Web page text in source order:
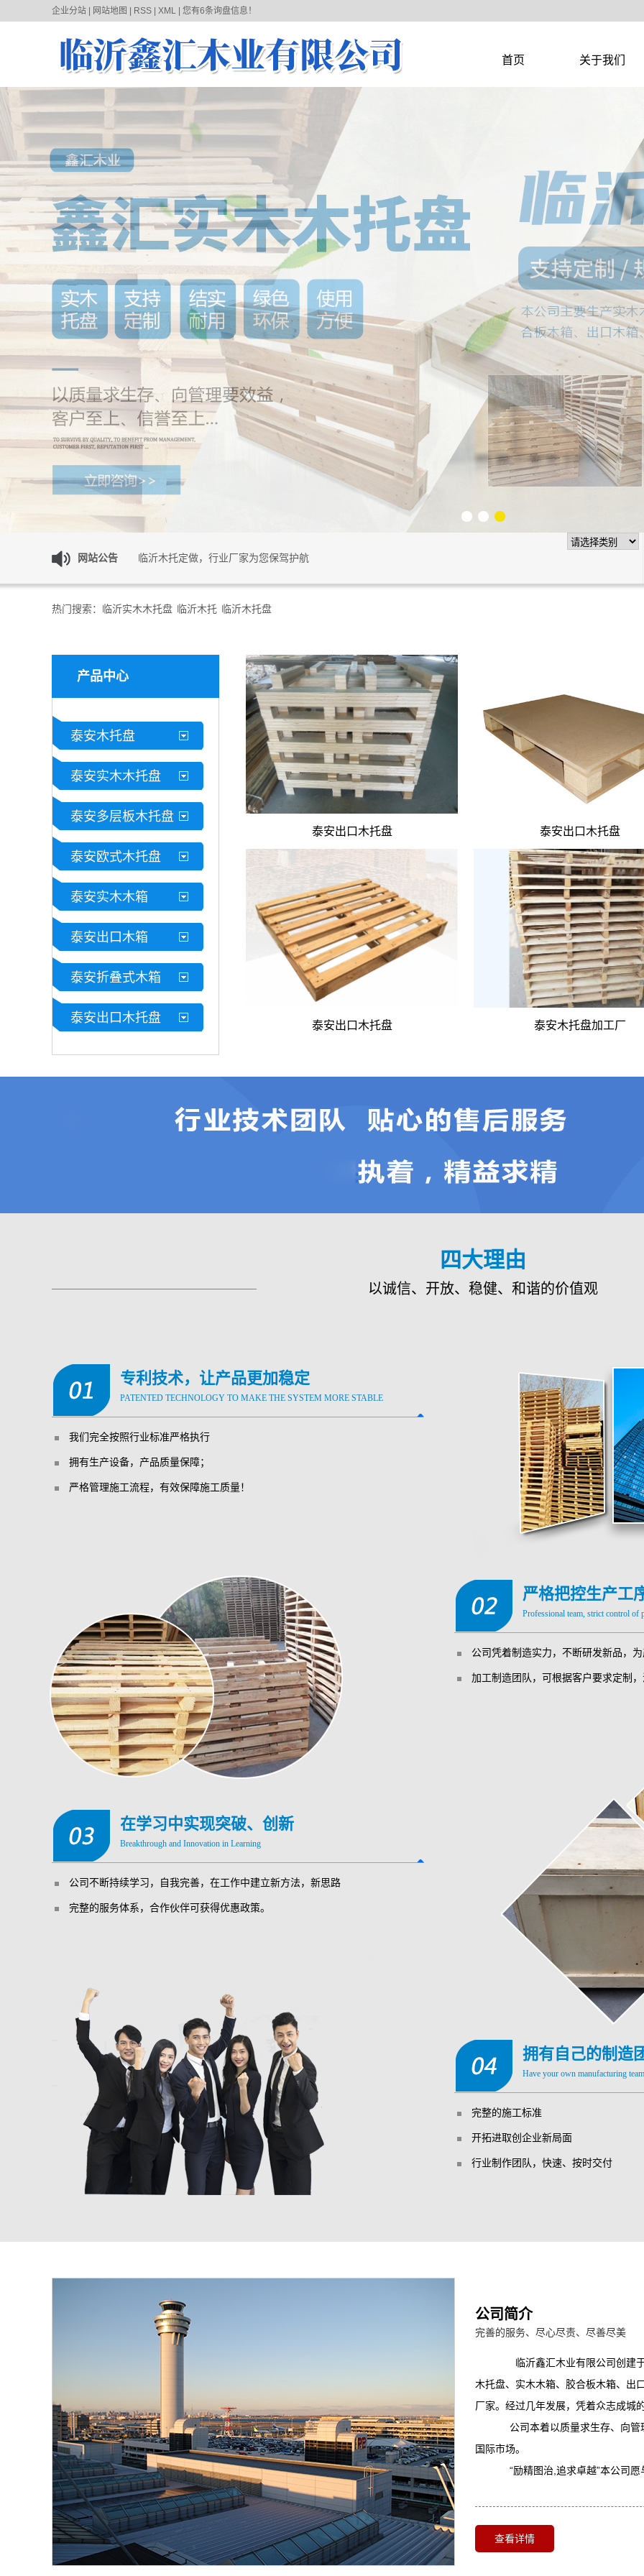
企业分站 网站地图 RSS XML 您有6条询盘信息！
首页 关于我们
3
网站公告
临沂木托选购指南：场景适配 + 品质鉴别，选对不踩坑
临沂木托盘 物流仓储实用木质包装耗材
临沂木托定做，行业厂家为您保驾护航
出口木托盘：合规高品质，助力外贸货物安全出海
临沂木托盘：源头厂家直供，适配多行业物流储运需求
临沂木托选购指南：场景适配 + 品质鉴别，选对不踩坑
热门搜索： 临沂实木木托盘 临沂木托 临沂木托盘
产品中心
泰安木托盘
泰安实木木托盘
泰安多层板木托盘
泰安欧式木托盘
泰安实木木箱
泰安出口木箱
泰安折叠式木箱
泰安出口木托盘
泰安出口木托盘 泰安出口木托盘
泰安出口木托盘 泰安木托盘加工厂
四大理由
以诚信、开放、稳健、和谐的价值观
专利技术，让产品更加稳定
PATENTED TECHNOLOGY TO MAKE THE SYSTEM MORE STABLE
我们完全按照行业标准严格执行
拥有生产设备，产品质量保障；
严格管理施工流程，有效保障施工质量！
严格把控生产工
Professional team, strict control of
公司凭着制造实力，不断研发新品，
加工制造团队，可根据客户要求定制
在学习中实现突破、创新
Breakthrough and Innovation in Learning
公司不断持续学习，自我完善，在工作中建立新方法，新思路
完整的服务体系，合作伙伴可获得优惠政策。
拥有自己的制造
Have your own manufacturing
完整的施工标准
开拓进取创企业新局面
行业制作团队，快速、按时交付
公司简介
完善的服务、尽心尽责、尽善尽美
临沂鑫汇木业有限公司创建于
木托盘、实木木箱、胶合板木箱、出
厂家。经过几年发展，凭着众志成城
公司本着以质量求生存、向管
国际市场。
“励精图治,追求卓越”本公司愿
查看详情